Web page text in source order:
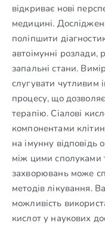
відкриває нові
медицині.
поліпшити
автоімунні розлади,
запальні стани.
слугувати чутливим
процесу, що
терапію. Сіалові
компонентами
на імунну відповідь
між цими сполуками
захворювань може
методів лікування.
можливість
кислот у наукових